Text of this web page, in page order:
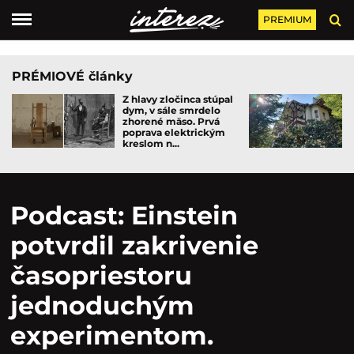
PREMIUM
PRÉMIOVÉ články
Z hlavy zločinca stúpal
dym, v sále smrdelo
zhorené mäso. Prvá
poprava elektrickým
kreslom n...
Podcast: Einstein
potvrdil zakrivenie
časopriestoru
jednoduchým
experimentom.